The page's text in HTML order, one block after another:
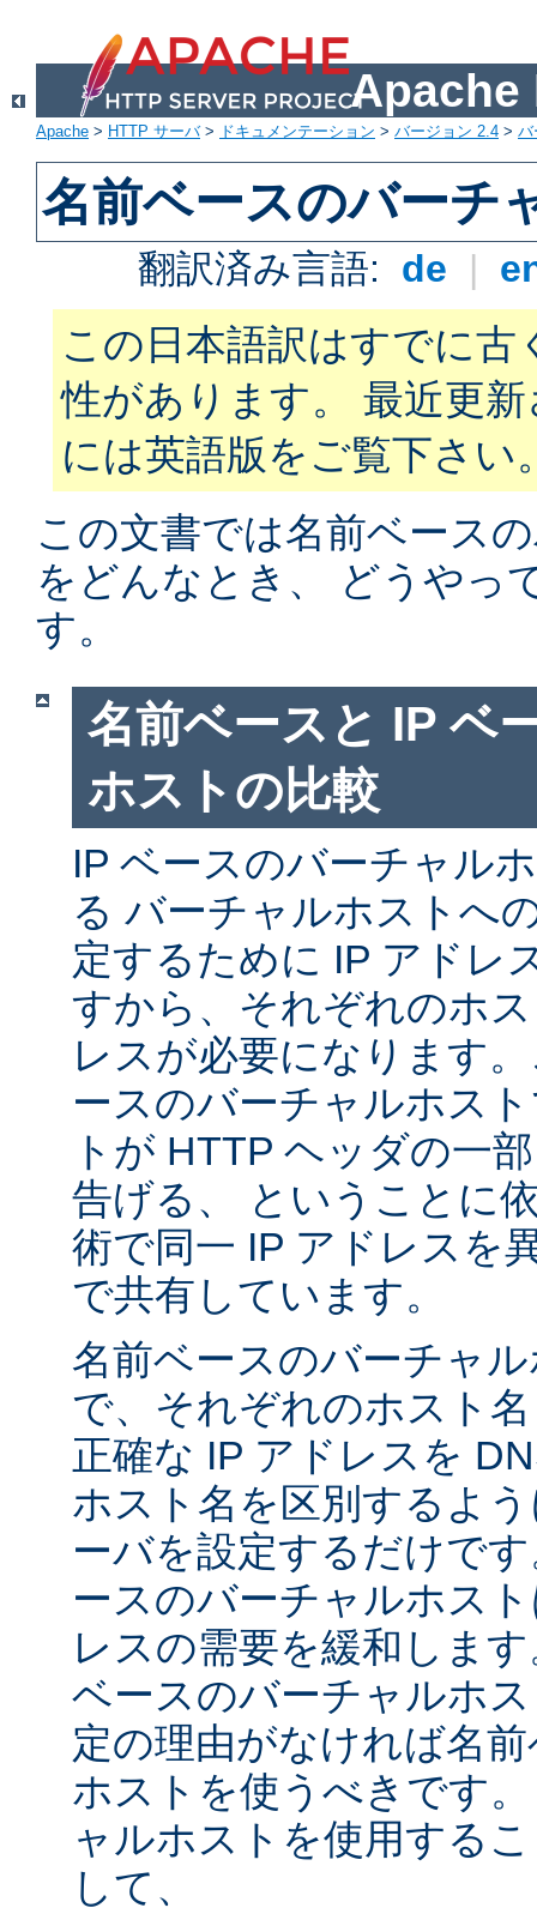
Apache
Apache > HTTP サーバ> ドキュメンテーション > バージョン 2.4 > バ
名前ベースのバーチ
翻訳済み言語: de |
この日本語訳はすでに古
性があります。 最近更
には英語版をご覧下さい
この文書では名前ベース
をどんなとき、 どうやっ
す。
名前ベースと IP ベ
ホストの比較
IP ベースのバーチャル
る バーチャルホストへ
定するために IP アドレ
すから、それぞれのホ
レスが必要になります
ースのバーチャルホス
トが HTTP ヘッダの一
告げる、 ということに
術で同一 IP アドレスを
で共有しています。
名前ベースのバーチャ
で、それぞれのホスト
正確な IP アドレスを
ホスト名を区別するよ
ーバを設定するだけで
ースのバーチャルホス
レスの需要を緩和しま
ベースのバーチャルホ
定の理由がなければ名
ホストを使うべきです
ャルホストを使用する
して、